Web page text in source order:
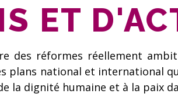
ET
des réformes réellement
plans national et international
la dignité humaine et à la paix